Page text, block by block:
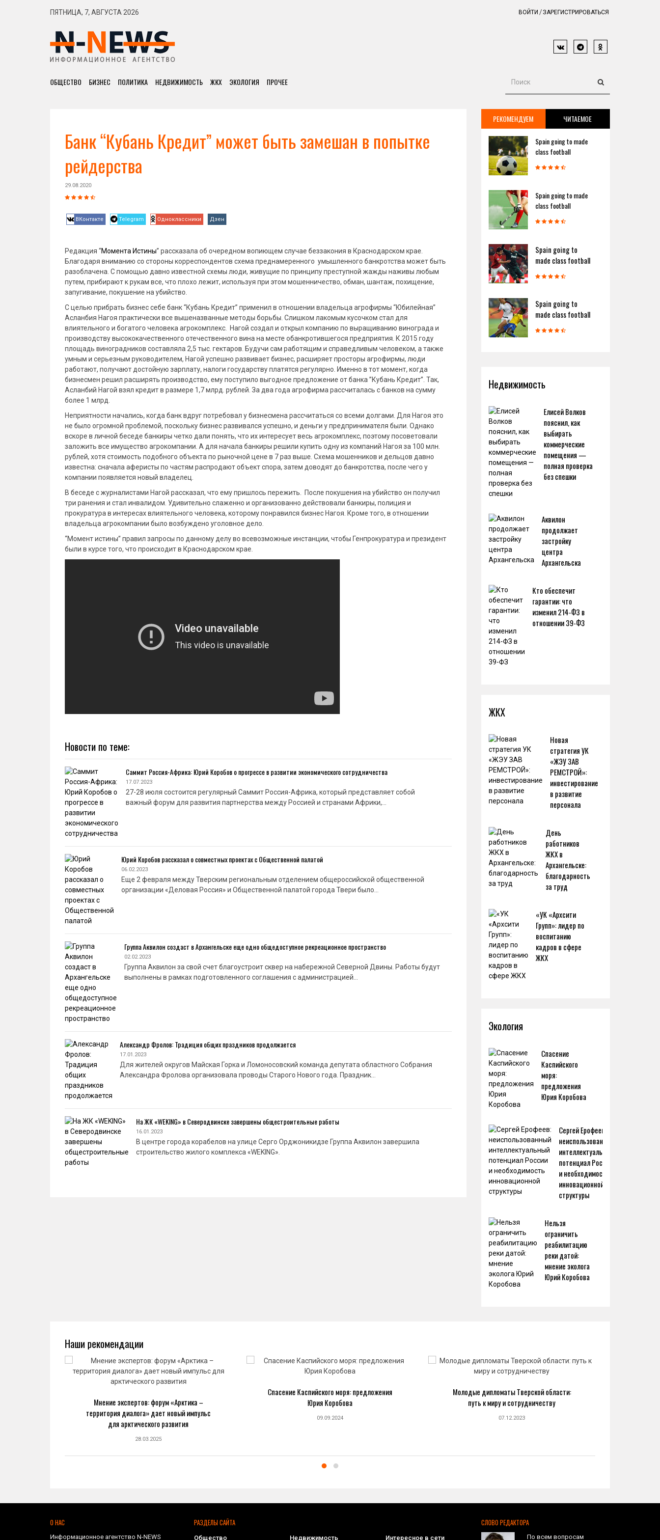
ПЯТНИЦА, 7, АВГУСТА 2026 ВОЙТИ ЗАРЕГИСТРИРОВАТЬСЯ
ОБЩЕСТВО БИЗНЕС ПОЛИТИКА НЕДВИЖИМОСТЬ ЖКХ ЭКОЛОГИЯ ПРОЧЕЕ
Банк “Кубань Кредит” может быть замешан в попытке
рейдерства
29.08.2020
ВКонтакте Telegram Одноклассники Дзен
Редакция “Момента Истины” рассказала об очередном вопиющем случае беззакония в Краснодарском крае.
Благодаря вниманию со стороны корреспондентов схема преднамеренного умышленного банкротства может быть
разоблачена. С помощью давно известной схемы люди, живущие по принципу преступной жажды наживы любым
путем, прибирают к рукам все, что плохо лежит, используя при этом мошенничество, обман, шантаж, похищение,
запугивание, покушение на убийство.
С целью прибрать бизнес себе банк “Кубань Кредит” применил в отношении владельца агрофирмы “Юбилейная”
Асланбия Нагоя практически все вышеназванные методы борьбы. Слишком лакомым кусочком стал для
влиятельного и богатого человека агрокомплекс. Нагой создал и открыл компанию по выращиванию винограда и
производству высококачественного отечественного вина на месте обанкротившегося предприятия. К 2015 году
площадь виноградников составляла 2,5 тыс. гектаров. Будучи сам работящим и справедливым человеком, а также
умным и серьезным руководителем, Нагой успешно развивает бизнес, расширяет просторы агрофирмы, люди
работают, получают достойную зарплату, налоги государству платятся регулярно. Именно в тот момент, когда
бизнесмен решил расширять производство, ему поступило выгодное предложение от банка ”Кубань Кредит”. Так,
Асланбий Нагой взял кредит в размере 1,7 млрд. рублей. За два года агрофирма рассчиталась с банков на сумму
более 1 млрд.
Неприятности начались, когда банк вдруг потребовал у бизнесмена рассчитаться со всеми долгами. Для Нагоя это
не было огромной проблемой, поскольку бизнес развивался успешно, и деньги у предпринимателя были. Однако
вскоре в личной беседе банкиры четко дали понять, что их интересует весь агрокомплекс, поэтому посоветовали
заложить все имущество агрокомпании. А для начала банкиры решили купить одну из компаний Нагоя за 100 млн.
рублей, хотя стоимость подобного объекта по рыночной цене в 7 раз выше. Схема мошенников и дельцов давно
известна: сначала аферисты по частям распродают объект спора, затем доводят до банкротства, после чего у
компании появляется новый владелец.
В беседе с журналистами Нагой рассказал, что ему пришлось пережить. После покушения на убийство он получил
три ранения и стал инвалидом. Удивительно слаженно и организованно действовали банкиры, полиция и
прокуратура в интересах влиятельного человека, которому понравился бизнес Нагоя. Кроме того, в отношении
владельца агрокомпании было возбуждено уголовное дело.
“Момент истины” правил запросы по данному делу во всевозможные инстанции, чтобы Генпрокуратура и президент
были в курсе того, что происходит в Краснодарском крае.
Новости по теме:
Саммит Россия-Африка: Юрий Коробов о прогрессе в развитии экономического сотрудничества
17.07.2023
27-28 июля состоится регулярный Саммит Россия-Африка, который представляет собой
важный форум для развития партнерства между Россией и странами Африки,…
Юрий Коробов рассказал о совместных проектах с Общественной палатой
06.02.2023
Еще 2 февраля между Тверским региональным отделением общероссийской общественной
организации «Деловая Россия» и Общественной палатой города Твери было…
Группа Аквилон создаст в Архангельске еще одно общедоступное рекреационное пространство
02.02.2023
Группа Аквилон за свой счет благоустроит сквер на набережной Северной Двины. Работы будут
выполнены в рамках подготовленного соглашения с администрацией…
Александр Фролов: Традиция общих праздников продолжается
17.01.2023
Для жителей округов Майская Горка и Ломоносовский команда депутата областного Собрания
Александра Фролова организовала проводы Старого Нового года. Праздник…
На ЖК «WEKING» в Северодвинске завершены общестроительные работы
16.01.2023
В центре города корабелов на улице Серго Орджоникидзе Группа Аквилон завершила
строительство жилого комплекса «WEKING».
РЕКОМЕНДУЕМ ЧИТАЕМОЕ
Spain going to made
class football
Spain going to made
class football
Spain going to
made class football
Spain going to
made class football
Недвижимость
Елисей Волков
пояснил, как
выбирать
коммерческие
помещения —
полная проверка
без спешки
Аквилон
продолжает
застройку
центра
Архангельска
Кто обеспечит
гарантии: что
изменил 214-ФЗ в
отношении 39-ФЗ
ЖКХ
Новая
стратегия УК
«ЖЭУ ЗАВ
РЕМСТРОЙ»:
инвестирование
в развитие
персонала
День
работников
ЖКХ в
Архангельске:
благодарность
за труд
«УК «Архсити
Групп»: лидер по
воспитанию
кадров в сфере
ЖКХ
Экология
Спасение
Каспийского
моря:
предложения
Юрия Коробова
Сергей Ерофеев:
неиспользованный
интеллектуальный
потенциал России
и необходимость
инновационной
структуры
Нельзя
ограничить
реабилитацию
реки датой:
мнение эколога
Юрий Коробова
Наши рекомендации
Мнение экспертов: форум «Арктика –
территория диалога» дает новый импульс
для арктического развития
28.03.2025
Спасение Каспийского моря: предложения
Юрия Коробова
09.09.2024
Молодые дипломаты Тверской области:
путь к миру и сотрудничеству
07.12.2023
О НАС
Информационное агентство N-NEWS
РАЗДЕЛЫ САЙТА
Общество Недвижимость Интересное в сети
СЛОВО РЕДАКТОРА
По всем вопросам